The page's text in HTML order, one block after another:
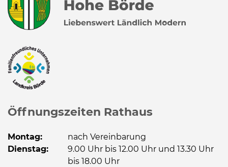
Öffnungszeiten Rathaus
Montag:
nach Vereinbarung
Dienstag:
9.00 Uhr bis 12.00 Uhr und 13.30 Uhr
bis 18.00 Uhr